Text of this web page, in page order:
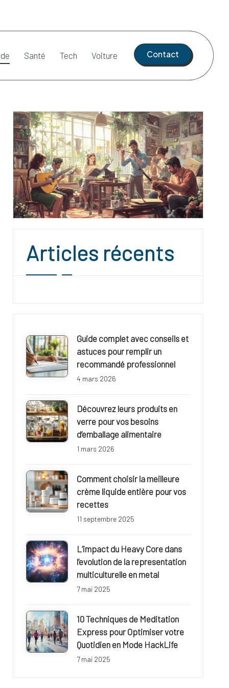
Santé Tech Voiture Contact
Articles récents
Guide complet avec conseils et
astuces pour remplir un
recommandé professionnel
4 mars 2026
Découvrez leurs produits en
verre pour vos besoins
d’emballage alimentaire
1 mars 2026
Comment choisir la meilleure
crème liquide entière pour vos
recettes
11 septembre 2025
L’impact du Heavy Core dans
l’evolution de la representation
multiculturelle en metal
7 mai 2025
10 Techniques de Meditation
Express pour Optimiser votre
Quotidien en Mode HackLife
7 mai 2025